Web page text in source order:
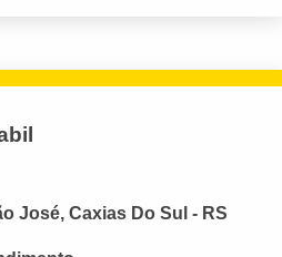
José, Caxias Do Sul - RS